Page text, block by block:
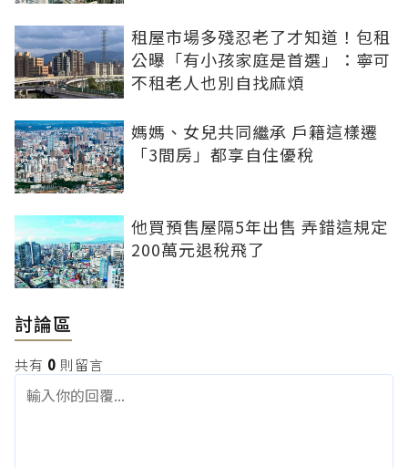
租屋市場多殘忍老了才知道！包租
公曝「有小孩家庭是首選」：寧可
不租老人也別自找麻煩
媽媽、女兒共同繼承 戶籍這樣遷
「3間房」都享自住優稅
他買預售屋隔5年出售 弄錯這規定
200萬元退稅飛了
討論區
共有 0 則留言